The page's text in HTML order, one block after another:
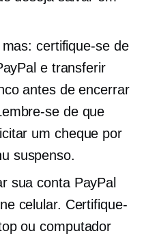
certifique-se de
e transferir
antes de encerrar
se de que
um cheque por
suspenso.
sua conta PayPal
celular. Certifique-
ou computador